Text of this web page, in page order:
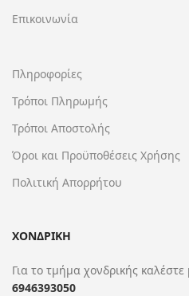
Επικοινωνία
Πληροφορίες
Τρόποι Πληρωμής
Τρόποι Αποστολής
Όροι και Προϋποθέσεις Χρήσης
Πολιτική Απορρήτου
ΧΟΝΔΡΙΚΗ
Για το τμήμα χονδρικής
6946393050